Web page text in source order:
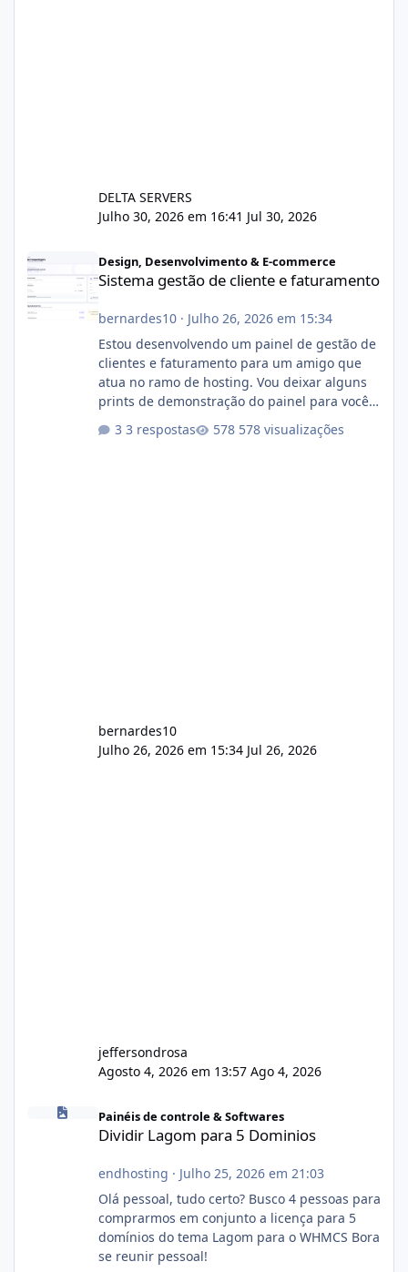
DELTA SERVERS
Julho 30, 2026 em 16:41 Jul 30, 2026
Design, Desenvolvimento & E-commerce
Sistema gestão de cliente e faturamento
bernardes10· Julho 26, 2026 em 15:34
Estou desenvolvendo um painel de gestão de
clientes e faturamento para um amigo que
atua no ramo de hosting. Vou deixar alguns
prints de demonstração do painel para vocês
com cerca de 80% concluído e conta com
3 respostas 578 visualizações
bernardes10
Julho 26, 2026 em 15:34 Jul 26, 2026
jeffersondrosa
Agosto 4, 2026 em 13:57 Ago 4, 2026
Dividir Lagom para 5 Dominios
Painéis de controle & Softwares
Dividir Lagom para 5 Dominios
endhosting · Julho 25, 2026 em 21:03
Olá pessoal, tudo certo? Busco 4 pessoas para
comprarmos em conjunto a licença para 5
domínios do tema Lagom para o WHMCS Bora
se reunir pessoal!